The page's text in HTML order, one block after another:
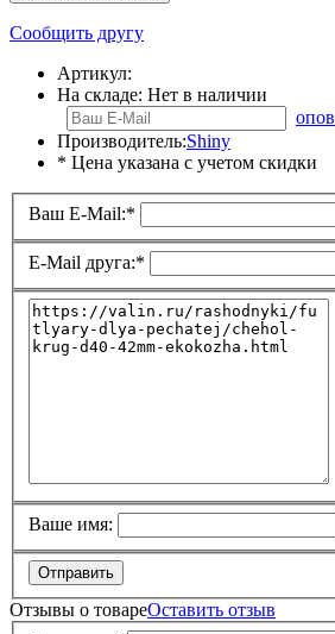
Сообщить другу
Артикул:
На складе: Нет в наличии
Производитель:Shiny
* Цена указана с учетом скидки
Ваш E-Mail:*
E-Mail друга:*
Ваше имя:
Отправить
Отзывы о товареОставить отзыв